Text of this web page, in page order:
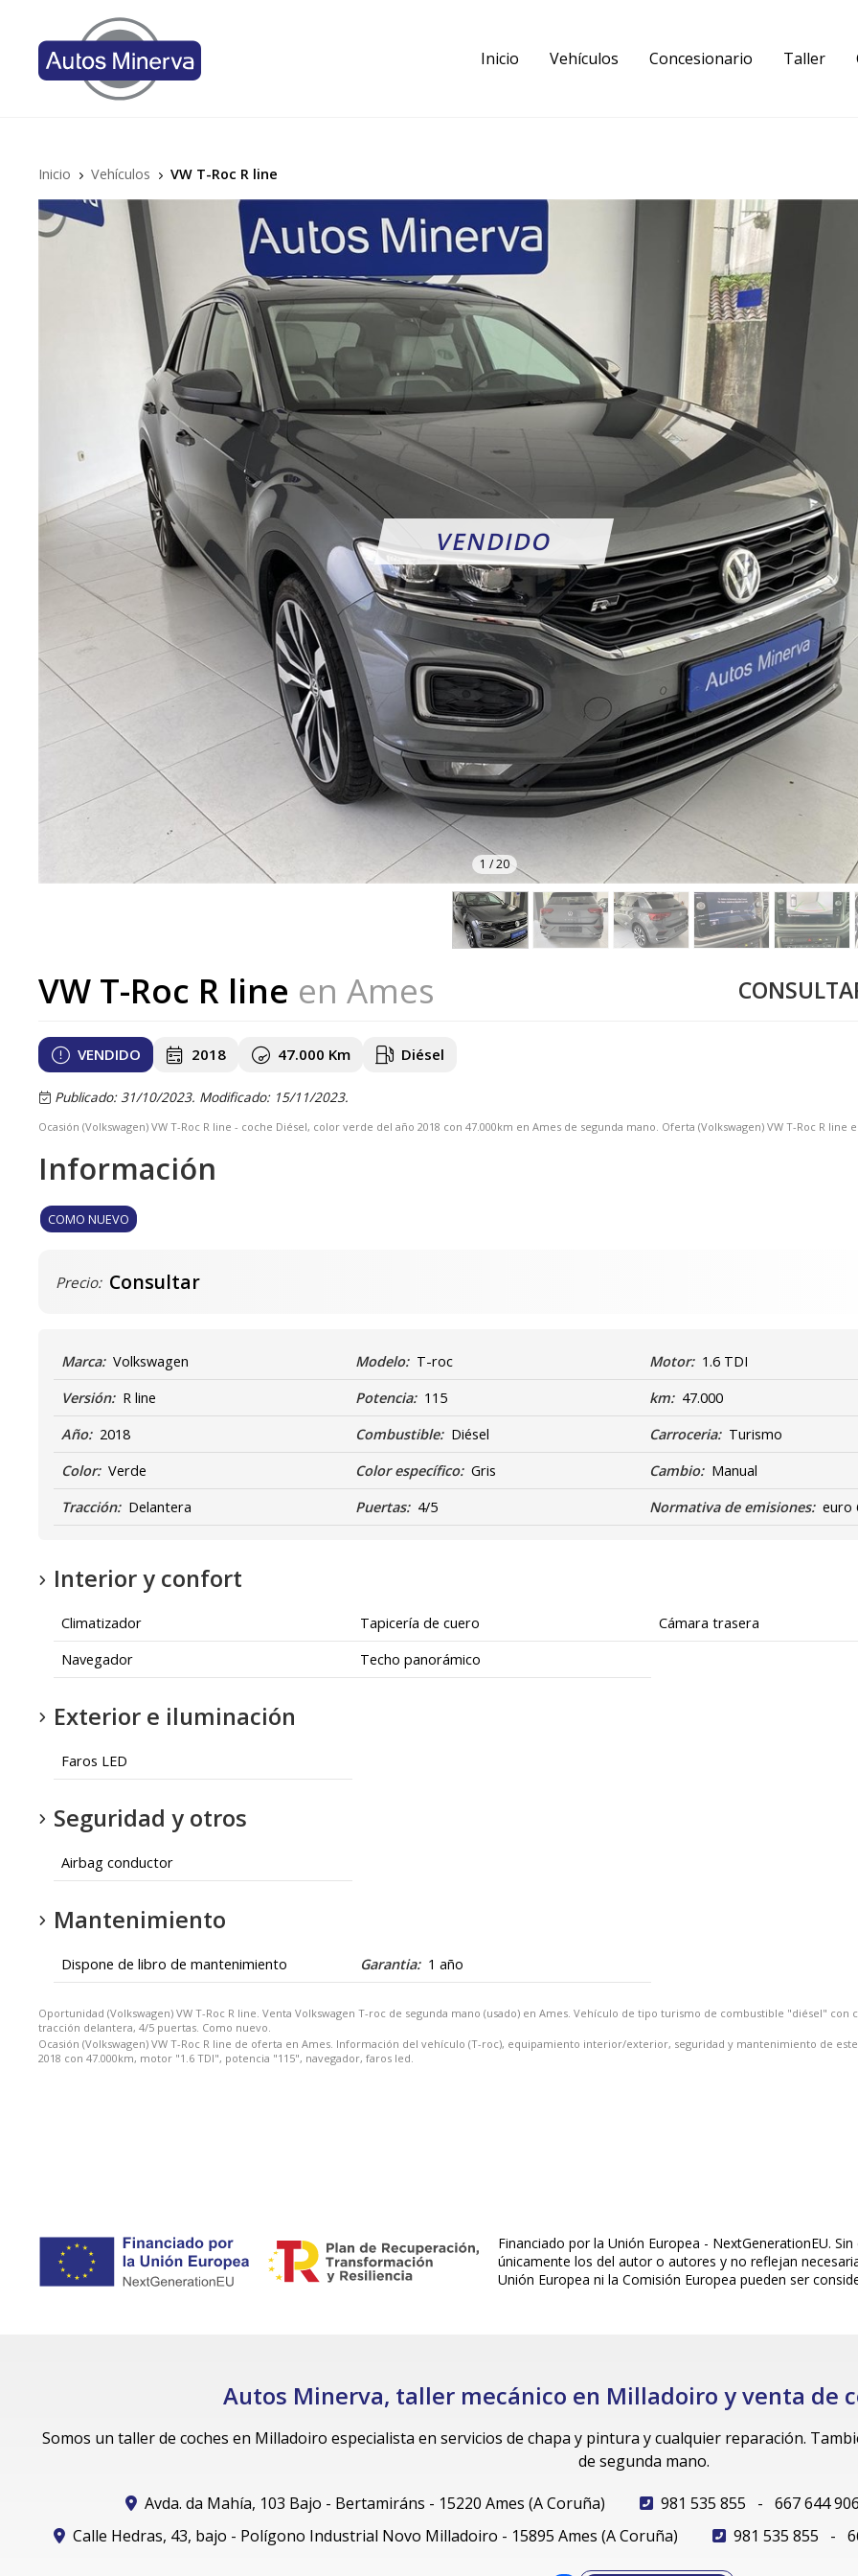
Inicio Vehículos Concesionario Taller
Inicio Vehículos VW T-Roc R line
1 /20
VW T-Roc R line en Ames
VENDIDO 2018 47.000 Km Diésel
Publicado: 31/10/2023. Modificado: 15/11/2023.
Ocasión (Volkswagen) VW T-Roc R line - coche Diésel, color verde del año 2018 con 47.000km en Ames de segunda mano. Oferta (Volkswagen) VW T-Roc R line
Información
COMO NUEVO
Precio: Consultar
Marca: Volkswagen Modelo: T-roc Motor: 1.6 TDI
Versión: R line Potencia: 115 km: 47.000
Año: 2018 Combustible: Diésel Carroceria: Turismo
Color: Verde Color específico: Gris Cambio: Manual
Tracción: Delantera Puertas: 4/5 Normativa de emisiones: euro
Interior y confort
Climatizador Tapicería de cuero
Cámara trasera
Navegador
Techo panorámico
Exterior e iluminación
Faros LED
Seguridad y otros
Airbag conductor
Mantenimiento
Dispone de libro de mantenimiento Garantia: 1 año
Oportunidad (Volkswagen) VW T-Roc R line. Venta Volkswagen T-roc de segunda mano (usado) en Ames. Vehículo de tipo turismo de combustible "diésel" con
tracción delantera, 4/5 puertas. Como nuevo.
Ocasión (Volkswagen) VW T-Roc R line de oferta en Ames. Información del vehículo (T-roc), equipamiento interior/exterior, seguridad y mantenimiento de
2018 con 47.000km, motor "1.6 TDI", potencia "115", navegador, faros led.
Financiado por la Unión Europea - NextGenerationEU.
únicamente los del autor o autores y no reflejan
Unión Europea ni la Comisión Europea pueden ser
Autos Minerva, taller mecánico en Milladoiro y venta de
Somos un taller de coches en Milladoiro especialista en servicios de chapa y pintura y cualquier reparación.
de segunda mano.
Avda. da Mahía, 103 Bajo - Bertamiráns - 15220 Ames (A Coruña)
981 535 855 - 667 644
Calle Hedras, 43, bajo - Polígono Industrial Novo Milladoiro - 15895 Ames (A Coruña)
981 535 855 -